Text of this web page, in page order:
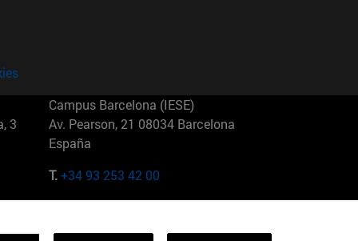
3
Campus Barcelona (IESE)
Av. Pearson, 21 08034 Barcelona
España
T.+34 93 253 42 00